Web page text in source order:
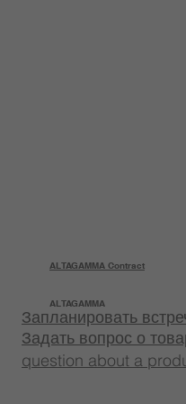
ALTAGAMMA
Задать вопрос о
question about a
ALTAGAMMA Contract
Запланировать